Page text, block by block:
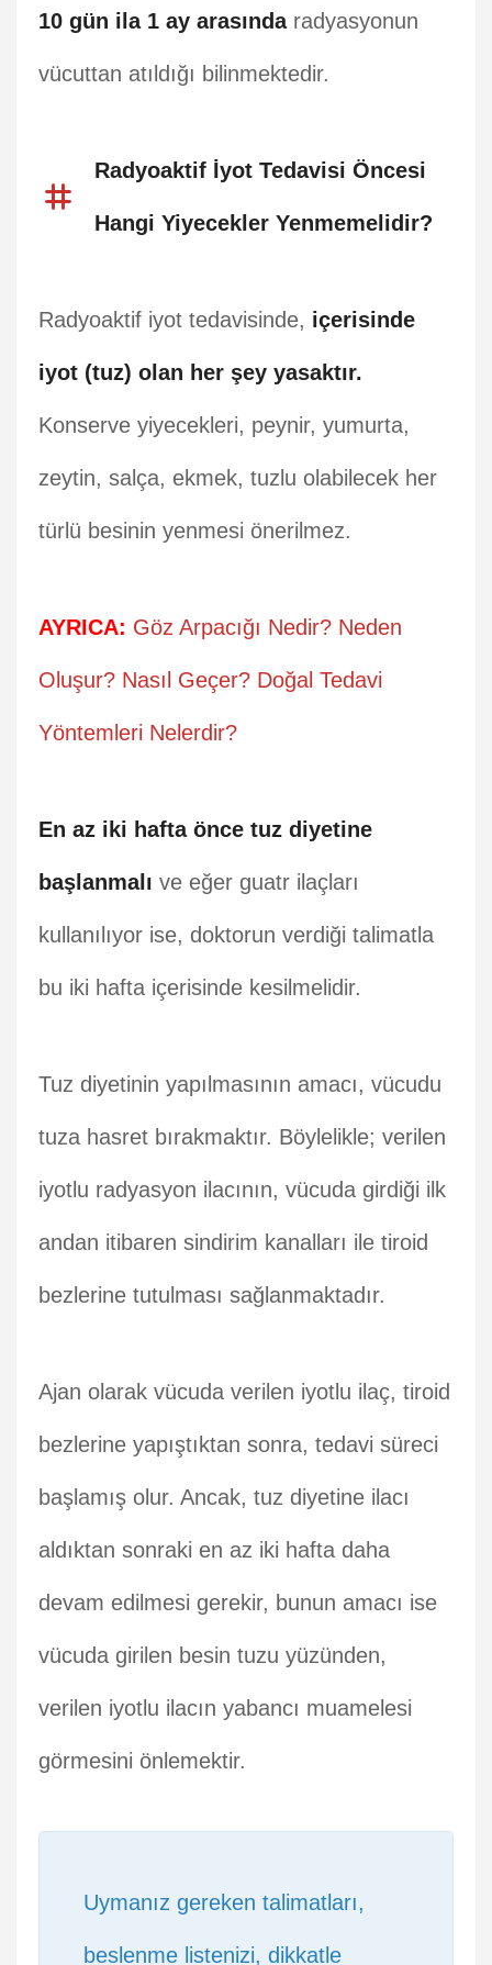
10 gün ila 1 ay arasındaradyasyonun
vücuttan atıldığı bilinmektedir.
Radyoaktif İyot Tedavisi Öncesi
Hangi Yiyecekler Yenmemelidir?
Radyoaktif iyot tedavisinde, içerisinde
iyot (tuz) olan her şey yasaktır.
Konserve yiyecekleri, peynir, yumurta,
zeytin, salça, ekmek, tuzlu olabilecek her
türlü besinin yenmesi önerilmez.
AYRICA: Göz Arpacığı Nedir? Neden
Oluşur? Nasıl Geçer? Doğal Tedavi
Yöntemleri Nelerdir?
En az iki hafta önce tuz diyetine
başlanmalı ve eğer guatr ilaçları
kullanılıyor ise, doktorun verdiği talimatla
bu iki hafta içerisinde kesilmelidir.
Tuz diyetinin yapılmasının amacı, vücudu
tuza hasret bırakmaktır. Böylelikle; verilen
iyotlu radyasyon ilacının, vücuda girdiği ilk
andan itibaren sindirim kanalları ile tiroid
bezlerine tutulması sağlanmaktadır.
Ajan olarak vücuda verilen iyotlu ilaç, tiroid
bezlerine yapıştıktan sonra, tedavi süreci
başlamış olur. Ancak, tuz diyetine ilacı
aldıktan sonraki en az iki hafta daha
devam edilmesi gerekir, bunun amacı ise
vücuda girilen besin tuzu yüzünden,
verilen iyotlu ilacın yabancı muamelesi
görmesini önlemektir.
Uymanız gereken talimatları,
beslenme listenizi, dikkatle